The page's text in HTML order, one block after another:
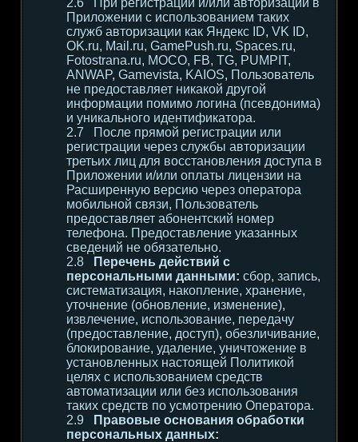
При регистрации и/или авторизации в
Приложении с использованием таких
служб авторизации как Яндекс ID, VK ID,
OK.ru, Mail.ru, GamePush.ru, Spaces.ru,
Fotostrana.ru, MOCO, FB, TG, PUMPIT,
ANWAP, Gamevista, KAIOS, Пользователь
не предоставляет никакой другой
информации помимо логина (псевдонима)
и уникального идентификатора.
После прямой регистрации или
регистрации через службы авторизации
третьих лиц для восстановления доступа в
Приложении и/или оплаты лицензии на
Расширенную версию через оператора
мобильной связи, Пользователь
предоставляет абонентский номер
телефона. Предоставление указанных
сведений не обязательно.
Перечень действий с
персональными данными: сбор, запись,
систематизация, накопление, хранение,
уточнение (обновление, изменение),
извлечение, использование, передачу
(предоставление, доступ), обезличивание,
блокирование, удаление, уничтожение в
установленных настоящей Политикой
целях с использованием средств
автоматизации или без использования
таких средств по усмотрению Оператора.
Правовые основания обработки
персональных данных: